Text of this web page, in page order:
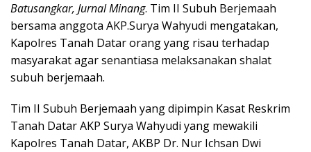
Batusangkar, Jurnal Minang. Tim II Subuh Berjemaah
bersama anggota AKP.Surya Wahyudi mengatakan,
Kapolres Tanah Datar orang yang risau terhadap
masyarakat agar senantiasa melaksanakan shalat
subuh berjemaah.
Tim II Subuh Berjemaah yang dipimpin Kasat Reskrim
Tanah Datar AKP Surya Wahyudi yang mewakili
Kapolres Tanah Datar, AKBP Dr. Nur Ichsan Dwi